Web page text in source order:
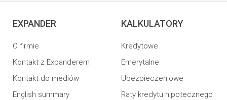
EXPANDER
O firmie
Kontakt z Expanderem
Kontakt do mediów
English summary
KALKULATORY
Kredytowe
Emerytalne
Ubezpieczeniowe
Raty kredytu hipotecznego